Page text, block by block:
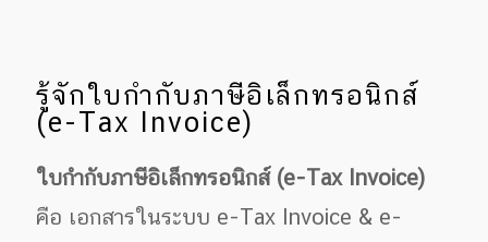
รู้จักใบกำกับภาษีอิเล็กทรอนิกส์
(e-Tax Invoice)
ใบกำกับภาษีอิเล็กทรอนิกส์ (e-Tax Invoice)
คือ เอกสารในระบบ e-Tax Invoice & e-